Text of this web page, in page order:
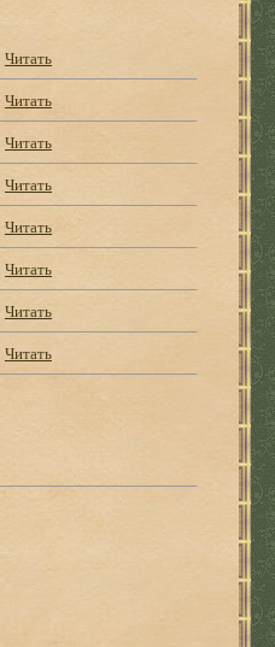
Читать
Читать
Читать
Читать
Читать
Читать
Читать
Читать